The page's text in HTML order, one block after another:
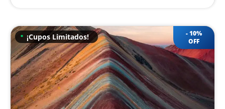
¡Cupos Limitados! 10%